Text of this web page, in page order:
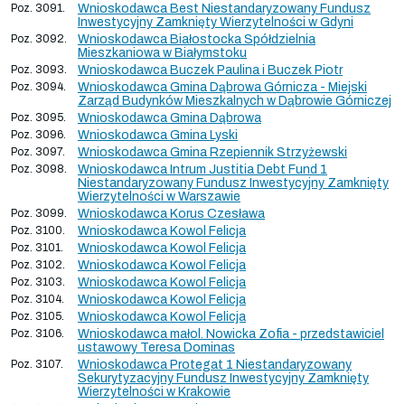
Poz. 3091.
Wnioskodawca Best Niestandaryzowany Fundusz
Inwestycyjny Zamknięty Wierzytelności w Gdyni
Poz. 3092.
Wnioskodawca Białostocka Spółdzielnia
Mieszkaniowa w Białymstoku
Poz. 3093. Wnioskodawca Buczek Paulina i Buczek Piotr
Poz. 3094.
Wnioskodawca Gmina Dąbrowa Górnicza - Miejski
Zarząd Budynków Mieszkalnych w Dąbrowie Górniczej
Poz. 3095. Wnioskodawca Gmina Dąbrowa
Poz. 3096. Wnioskodawca Gmina Lyski
Poz. 3097. Wnioskodawca Gmina Rzepiennik Strzyżewski
Poz. 3098.
Wnioskodawca Intrum Justitia Debt Fund 1
Niestandaryzowany Fundusz Inwestycyjny Zamknięty
Wierzytelności w Warszawie
Poz. 3099. Wnioskodawca Korus Czesława
Poz. 3100. Wnioskodawca Kowol Felicja
Poz. 3101. Wnioskodawca Kowol Felicja
Poz. 3102. Wnioskodawca Kowol Felicja
Poz. 3103. Wnioskodawca Kowol Felicja
Poz. 3104. Wnioskodawca Kowol Felicja
Poz. 3105. Wnioskodawca Kowol Felicja
Poz. 3106.
Wnioskodawca małol. Nowicka Zofia - przedstawiciel
ustawowy Teresa Dominas
Poz. 3107.
Wnioskodawca Protegat 1 Niestandaryzowany
Sekurytyzacyjny Fundusz Inwestycyjny Zamknięty
Wierzytelności w Krakowie